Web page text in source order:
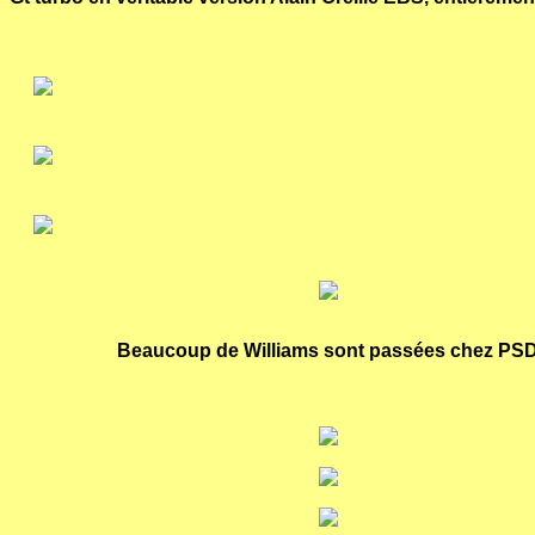
Beaucoup de Williams sont passées chez